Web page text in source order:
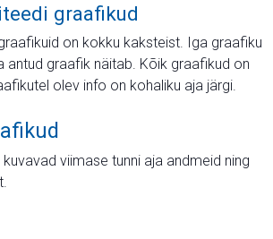
graafikud
on kokku kaksteist. Iga graafiku
antud graafik näitab. Kõik graafikud on
olev info on kohaliku aja järgi.
viimase tunni aja andmeid ning